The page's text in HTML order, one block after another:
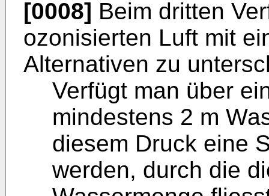
[0008] Beim dritten
ozonisierten Luft mit
Alternativen zu
Verfügt man über
mindestens 2 m
diesem Druck eine
werden, durch die